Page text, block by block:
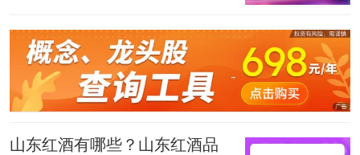
山东红酒有哪些？山东红酒品